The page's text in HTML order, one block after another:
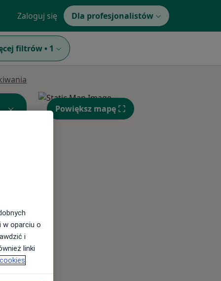
Zaloguj się Dla profesjonalistów
filtrów • 1
11 Sie
Powiększ mapę
w oparciu o
i
linki